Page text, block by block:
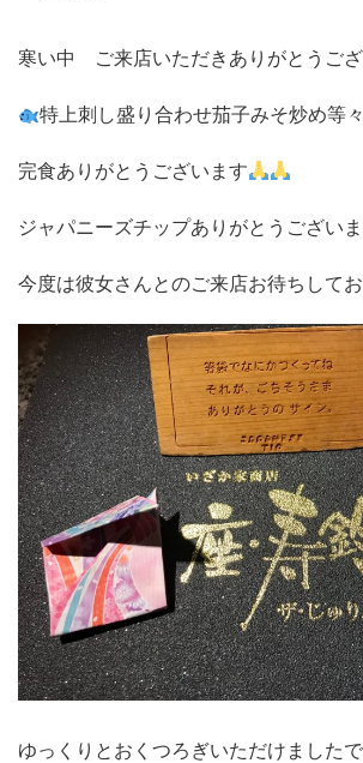
寒い中 ご来店いただきありがとうご
特上刺し盛り合わせ茄子みそ炒め等
完食ありがとうございます
ジャパニーズチップありがとうござい
今度は彼女さんとのご来店お待ちしてお
ゆっくりとおくつろぎいただけました